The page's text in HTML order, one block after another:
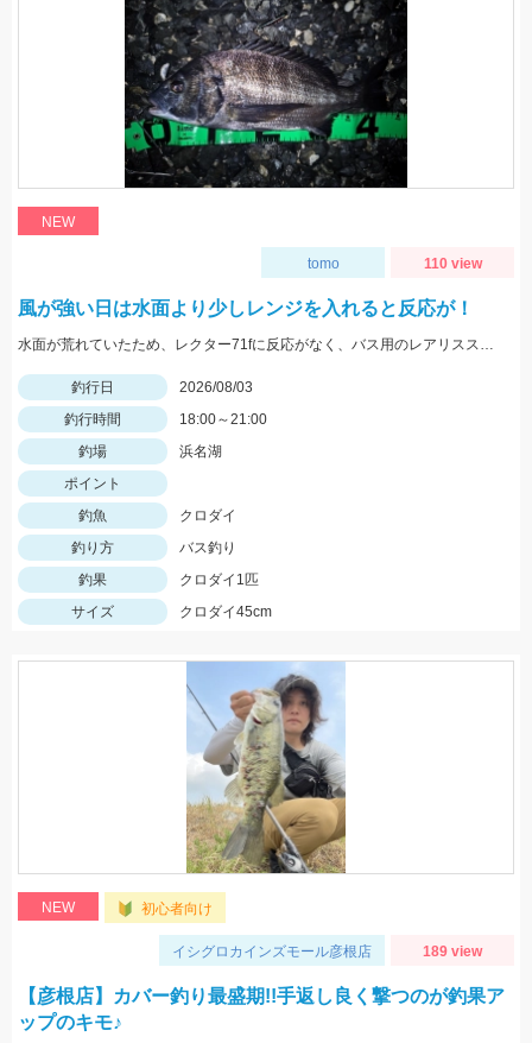
NEW
tomo 110 view
風が強い日は水面より少しレンジを入れると反応が！
水面が荒れていたため、レクター71fに反応がなく、バス用のレアリススピンベイでレンジを少し入れてスローに巻いてくると当たり多数。サイズは選べないですが今回の様なサイズも釣れます。
釣行日
2026/08/03
釣行時間
18:00～21:00
釣場
浜名湖
ポイント
釣魚
クロダイ
釣り方
バス釣り
釣果
クロダイ1匹
サイズ
クロダイ45cm
NEW 初心者向け
イシグロカインズモール彦根店 189 view
【彦根店】カバー釣り最盛期!!手返し良く撃つのが釣果ア
ップのキモ♪